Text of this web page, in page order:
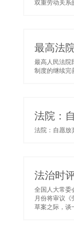
双重劳动关系
最高法
最高人民法院
制度的继续完
法院：
法院：自愿放
法治时
全国人大常委
月份将审议
草案之际，谈